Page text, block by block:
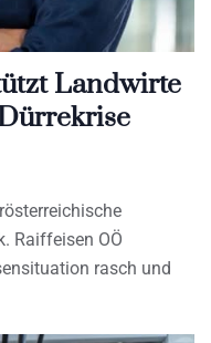
Landwirte
Raiffeisen OÖ
rasch und